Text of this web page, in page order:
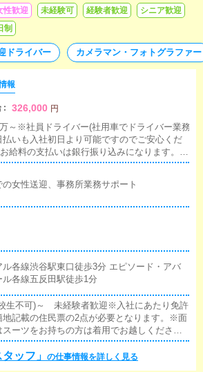
性歓迎 未経験可 経験者歓迎
シニア歓迎
制
ドライバー カメラマン・フォトグラファー
報
: 326,000 円
～※社員ドライバー(社用車でドライバー業務
いも入社初日より可能ですのでご安心くだ
給料の支払いは銀行振り込みになります。※
マなどペナルティは一切なくお給料から引か
の女性送迎、事務所業務サポート
ル各線渋谷駅東口徒歩3分 エピソード・アバ
ル各線五反田駅徒歩1分
生不可)～ 未経験者歓迎※入社にあたり免許
地記載の住民票の2点が必要となります。※面
スーツをお持ちの方は着用でお越しくださ
団関係者の方又はそれに準ずる方のご応募
いたしております。
タッフ」 の仕事情報を詳しく見る